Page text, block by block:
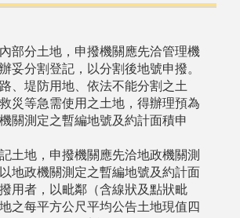
部分土地，申撥機關應先洽管理機
妥分割登記，以分割後地號申撥。
、堤防用地、依法不能分割之土
災等急需使用之土地，得辦理預為
關測定之暫編地號及約計面積申
土地，申撥機關應先洽地政機關測
地政機關測定之暫編地號及約計面
用者，以毗鄰（含線狀及點狀毗
之每平方公尺平均公告土地現值四